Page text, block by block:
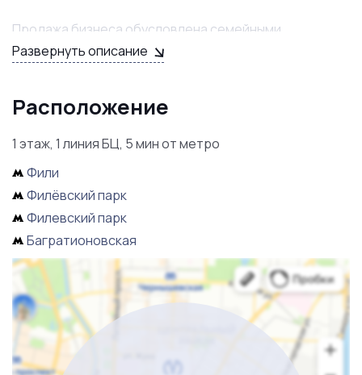
Продажа бизнеса обусловлена семейными
обстоятельствами собственника.
телефону.
Развернуть описание
Расположение
1 этаж, 1 линия БЦ, 5 мин от метро
Фили
Филёвский парк
Филевский парк
Багратионовская